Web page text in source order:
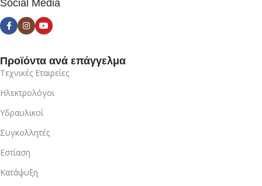
Social Media
Προϊόντα ανά επάγγελμα
Τεχνικές Εταιρείες
Ηλεκτρολόγοι
Υδραυλικοί
Συγκολλητές
Εστίαση
Κατάψυξη